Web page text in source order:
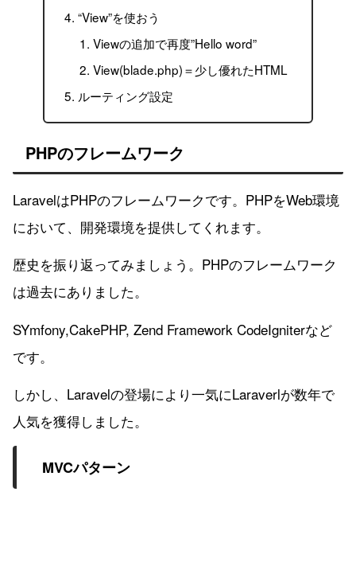
“View”を使おう
Viewの追加で再度”Hello word”
View(blade.php)＝少し優れたHTML
ルーティング設定
PHPのフレームワーク
LaravelはPHPのフレームワークです。PHPをWeb環境
において、開発環境を提供してくれます。
歴史を振り返ってみましょう。PHPのフレームワーク
は過去にありました。
SYmfony,CakePHP, Zend Framework CodeIgniterなど
です。
しかし、Laravelの登場により一気にLaraverlが数年で
人気を獲得しました。
MVCパターン